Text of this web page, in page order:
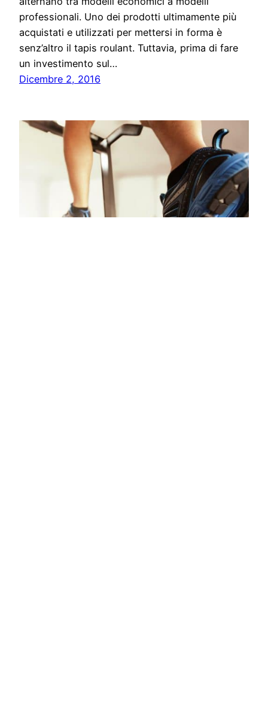
professionali. Uno dei prodotti ultimamente più
acquistati e utilizzati per mettersi in forma è
senz’altro il tapis roulant. Tuttavia, prima di fare
un investimento sul…
Dicembre 2, 2016